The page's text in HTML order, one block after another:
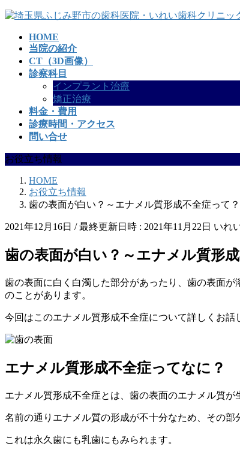
コ
ナ
HOME
当院の紹介
CT（3D画像）
診察科目
インプラント治療
矯正治療
料金・費用
診療時間・アクセス
問い合せ
お役立ち情報
HOME
お役立ち情報
歯の表面が白い？～エナメル質形成不全症って？
2021年12月16日 / 最終更新日時 : 2021年11月22日 いれ
歯の表面が白い？～エナメル質形
歯の表面に白く白濁した部分があったり、歯の表面
のことがあります。
今回はこのエナメル質形成不全症について詳しくお話
エナメル質形成不全症ってなに？
エナメル質形成不全症とは、歯の表面のエナメル質
名前の通りエナメル質の形成が不十分なため、その部
これは永久歯にも乳歯にもみられます。